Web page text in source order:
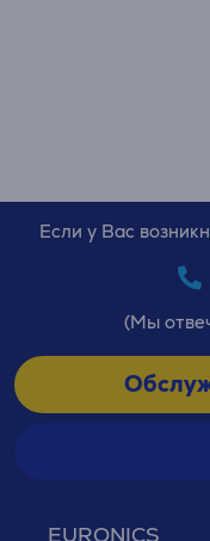
EURONICS
Если у Вас
(Мы